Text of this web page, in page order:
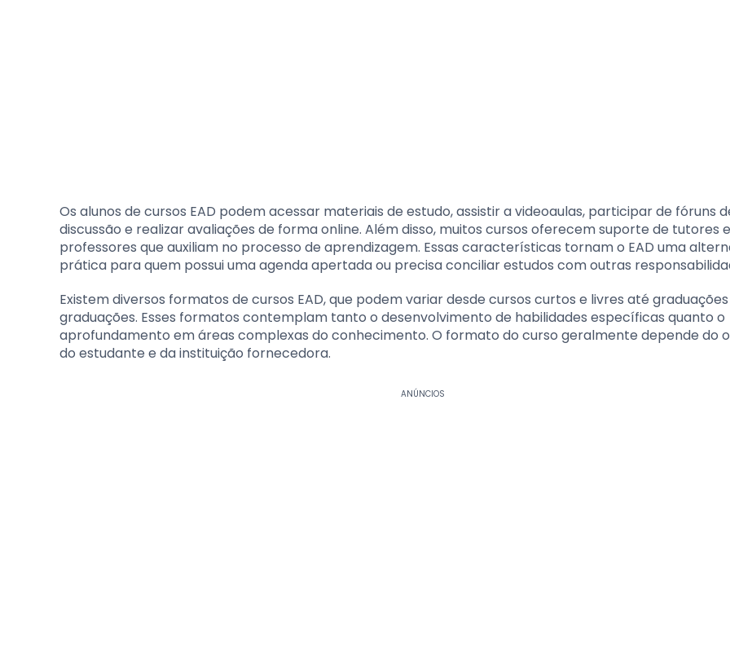
Os alunos de cursos EAD podem acessar materiais de estudo, assistir a videoaulas, participar de fóruns
discussão e realizar avaliações de forma online. Além disso, muitos cursos oferecem suporte de tutores e
professores que auxiliam no processo de aprendizagem. Essas características tornam o EAD uma
prática para quem possui uma agenda apertada ou precisa conciliar estudos com outras
Existem diversos formatos de cursos EAD, que podem variar desde cursos curtos e livres até
graduações. Esses formatos contemplam tanto o desenvolvimento de habilidades específicas quanto o
aprofundamento em áreas complexas do conhecimento. O formato do curso geralmente depende do
do estudante e da instituição fornecedora.
ANÚNCIOS